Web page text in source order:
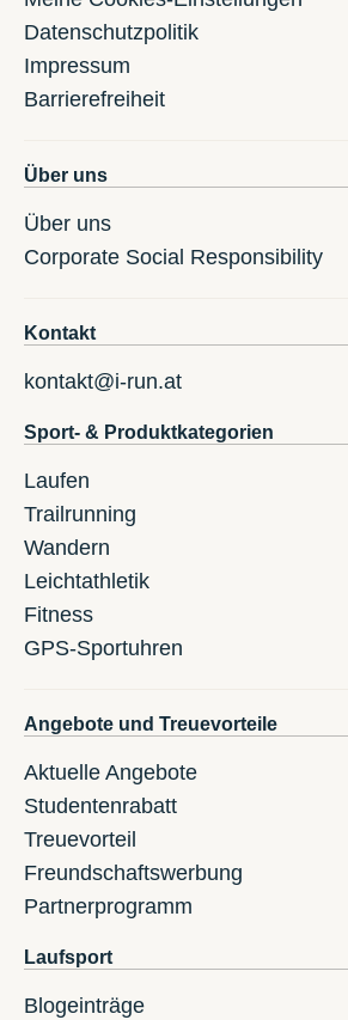
Datenschutzpolitik
Impressum
Barrierefreiheit
Über uns
Über uns
Corporate Social Responsibility
Kontakt
kontakt@i-run.at
Sport- & Produktkategorien
Laufen
Trailrunning
Wandern
Leichtathletik
Fitness
GPS-Sportuhren
Angebote und Treuevorteile
Aktuelle Angebote
Studentenrabatt
Treuevorteil
Freundschaftswerbung
Partnerprogramm
Laufsport
Blogeinträge